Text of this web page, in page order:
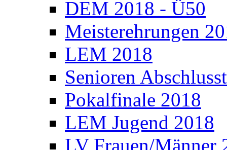
DEM 2018 - Ü50
Meisterehrungen
LEM 2018
Senioren
Pokalfinale 2018
LEM Jugend 2018
LV Frauen/Männer